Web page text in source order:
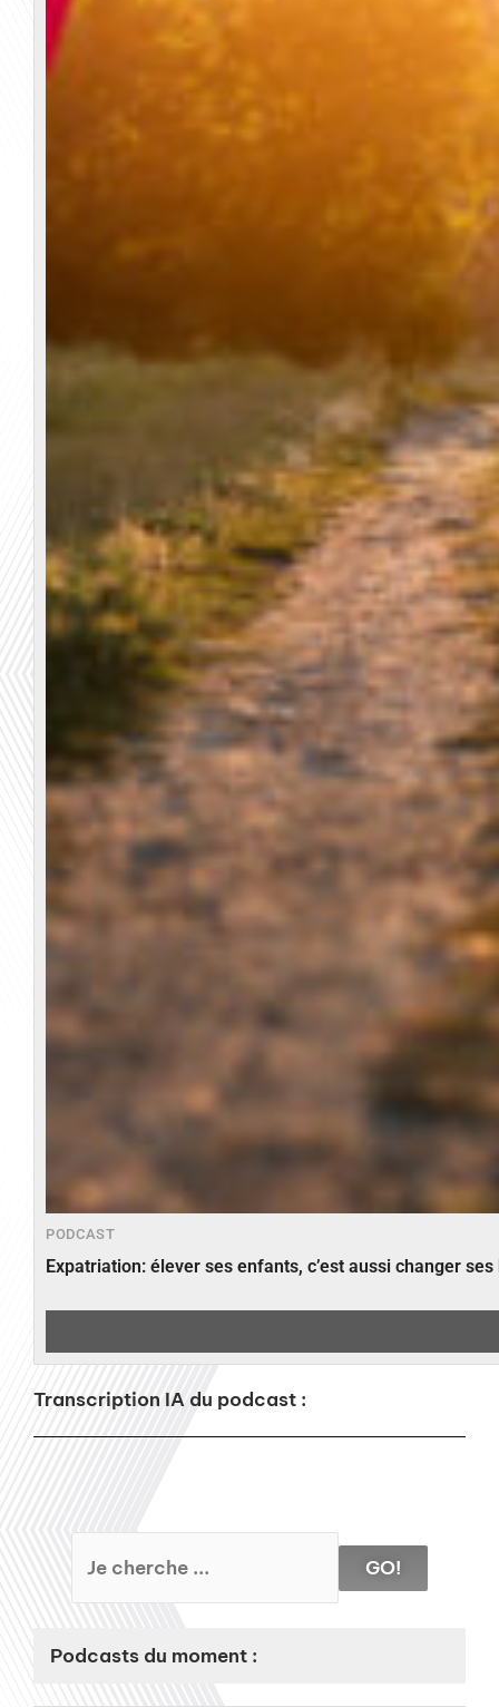
PODCAST
Expatriation: élever ses enfants, c’est aussi changer
Transcription IA du podcast :
GO!
Podcasts du moment :